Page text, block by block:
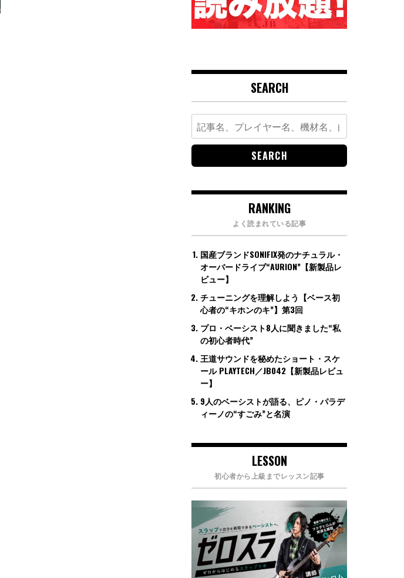
SEARCH
Search
for:
RANKING
よく読まれている記事
国産ブランドSONIFIX発のナチュラル・
オーバードライブ“AURION”【新製品レ
ビュー】
チューニングを理解しよう【ベース初
心者の“キホンのキ”】第3回
プロ・ベーシスト8人に聞きました“私
の初心者時代”
王道サウンドを秘めたショート・スケ
ール PLAYTECH／JB042【新製品レビュ
ー】
9人のベーシストが語る、ピノ・パラデ
ィーノの“すごみ”と名演
LESSON
初心者から上級までレッスン記事